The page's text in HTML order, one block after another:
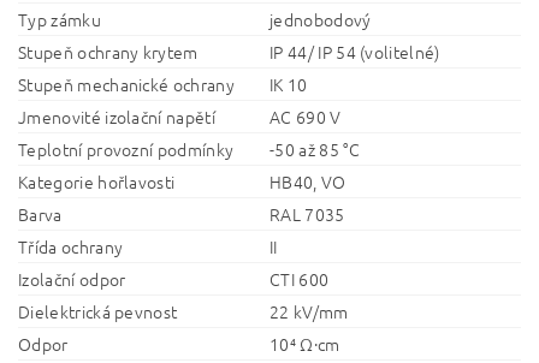
Typ zámku
jednobodový
Stupeň ochrany krytem
IP 44/ IP 54 (volitelné)
Stupeň mechanické ochrany
IK 10
Jmenovité izolační napětí
AC 690 V
Teplotní provozní podmínky
-50 až 85 °C
Kategorie hořlavosti
HB40, VO
Barva
RAL 7035
Třída ochrany
II
Izolační odpor
CTI 600
Dielektrická pevnost
22 kV/mm
Odpor
10⁴ Ω·cm